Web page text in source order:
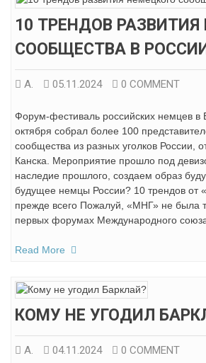
10 ТРЕНДОВ
СООБЩЕСТВА В
А. 05.11.2024 0 COMMENT
Форум-фестиваль российских немцев в
октября собрал более 100
сообщества из разных уголков России,
Канска. Мероприятие прошло под
наследие прошлого, создаем образ
будущее немцы России? 10 трендов от
прежде всего Пожалуй, «МНГ» не была
первых форумах Международного
Read More
КОМУ НЕ УГОДИЛ
А. 04.11.2024 0 COMMENT